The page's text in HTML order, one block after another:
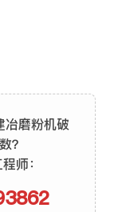
冶磨粉机破
？
师：